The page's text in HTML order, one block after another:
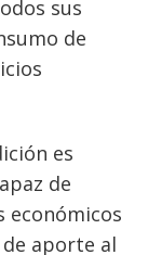
sus
de
es
de
económicos
aporte al